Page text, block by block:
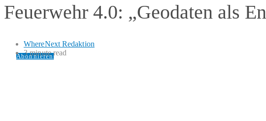
Abonnieren
Feuerwehr 4.0: „Geodaten als
WhereNext Redaktion
3 minute read